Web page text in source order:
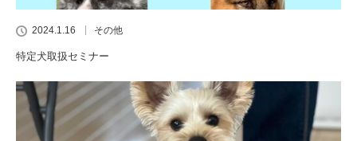
2024.1.16 その他
特定犬取扱セミナー